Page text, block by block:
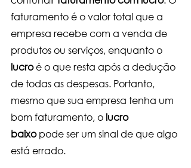
faturamento é o valor total que a
empresa recebe com a venda de
produtos ou serviços, enquanto o
lucro é o que resta após a dedução
de todas as despesas. Portanto,
mesmo que sua empresa tenha um
bom faturamento, o lucro
baixo pode ser um sinal de que algo
está errado.